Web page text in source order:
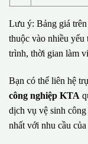
Lưu ý: Bảng giá
thuộc vào nhiều
trình, thời gian làm
Bạn có thể liên hệ
công nghiệp KTA
dịch vụ vệ sinh
nhất với nhu cầu